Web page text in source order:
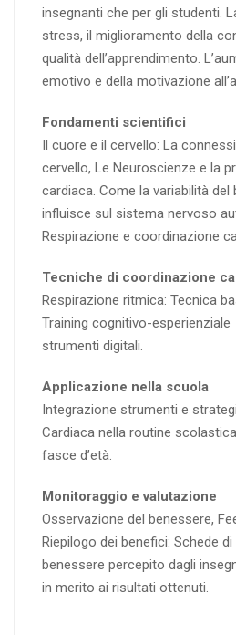
insegnanti che per gli studenti.
stress, il miglioramento della
qualità dell’apprendimento.
emotivo e della motivazione
Fondamenti scientifici
Il cuore e il cervello: La
cervello, Le Neuroscienze e la
cardiaca. Come la variabilità
influisce sul sistema nervoso
Respirazione e coordinazione
Tecniche di coordinazione
Respirazione ritmica: Tecnica
Training cognitivo-
strumenti digitali.
Applicazione nella scuola
Integrazione strumenti e
Cardiaca nella routine
fasce d’età.
Monitoraggio e valutazione
Osservazione del benessere,
Riepilogo dei benefici: Schede
benessere percepito dagli
in merito ai risultati ottenuti.